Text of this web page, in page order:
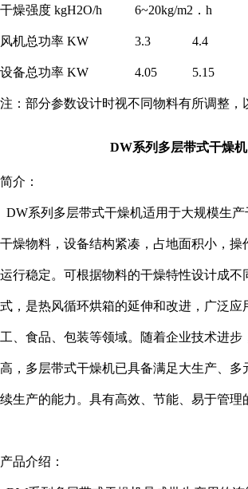
干燥强度 kgH2O/h 6~20kg/m2．h
风机总功率 KW 3.3 4.4
设备总功率 KW 4.05 5.15
注：部分参数设计时视不同物料有所调整，
DW系列多层带式干燥机
简介：
DW系列多层带式干燥机适用于大规模生
干燥物料，设备结构紧凑，占地面积小，操
运行稳定。可根据物料的干燥特性设计成不
式，是热风循环烘箱的延伸和改进，广泛应
工、食品、包装等领域。随着企业技术进步
高，多层带式干燥机已具备满足大生产、多
续生产的能力。具有高效、节能、易于管理
产品介绍：